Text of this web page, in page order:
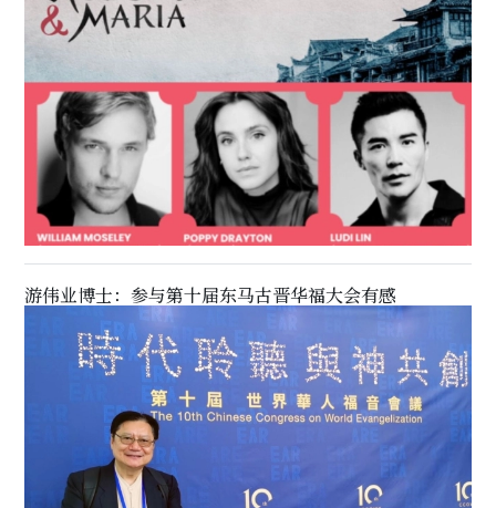
游伟业博士：参与第十届东马古晋华福大会有感